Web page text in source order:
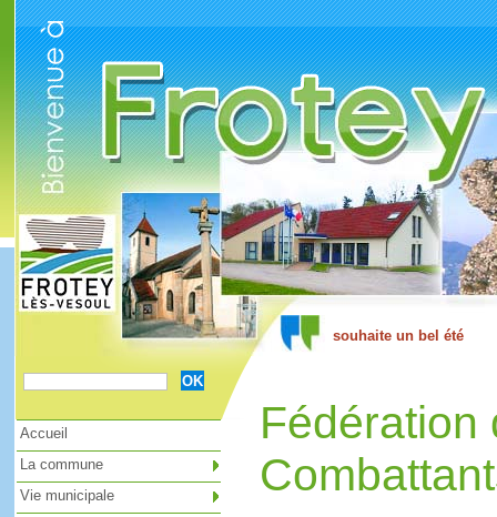
Fédération
Accueil
La commune
Vie municipale
Cookies management panel